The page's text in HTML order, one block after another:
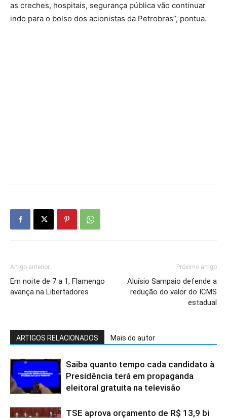
as creches, hospitais, segurança pública vão continuar
indo para o bolso dos acionistas da Petrobras”, pontua.
Artigo anterior
Em noite de 7 a 1, Flamengo
avança na Libertadores
Próximo artigo
Aluísio Sampaio defende a
redução do valor do ICMS
estadual
ARTIGOS RELACIONADOS Mais do autor
Saiba quanto tempo cada candidato à
Presidência terá em propaganda
eleitoral gratuita na televisão
TSE aprova orçamento de R$ 13,9 bi